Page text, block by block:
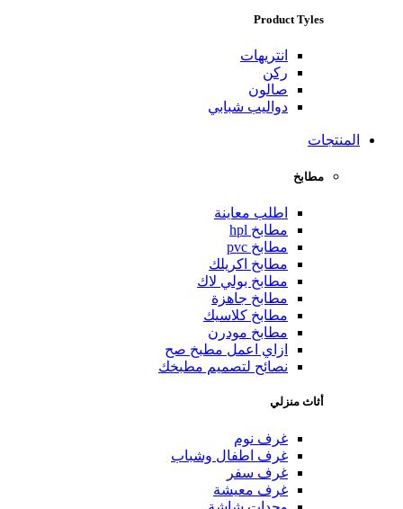
Product Tyles
انتريهات
ركن
صالون
دواليب شبابي
المنتجات
مطابخ
اطلب معاينة
مطابخ hpl
مطابخ pvc
مطابخ اكريلك
مطابخ بولي لاك
مطابخ جاهزة
مطابخ كلاسيك
مطابخ مودرن
ازاي اعمل مطبخ صح
نصائح لتصميم مطبخك
أثاث منزلي
غرف نوم
غرف اطفال وشباب
غرف سفر
غرف معيشة